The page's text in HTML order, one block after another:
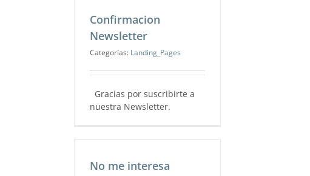
Confirmacion
Newsletter
Categorías: Landing_Pages
Gracias por suscribirte a
nuestra Newsletter.
No me interesa